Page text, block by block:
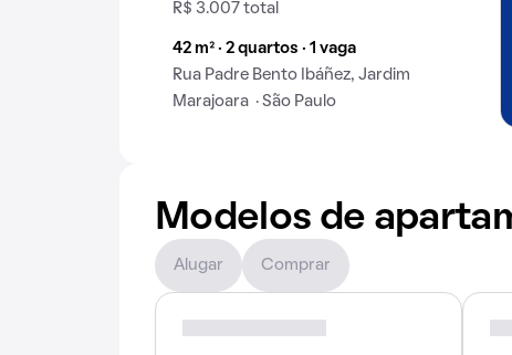
R$ 3.007 total
42 m² · 2 quartos · 1 vaga
Rua Padre Bento Ibáñez, Jardim
Marajoara · São Paulo
Modelos de
Alugar Comprar